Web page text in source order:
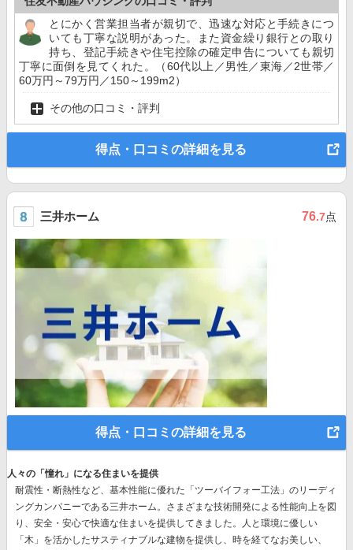
とにかく営業担当者が親切で、迅速な対応と手続きにつ
いても丁寧な説明があった。また資金繰り銀行との取り
持ち、登記手続きや住宅控除の確定申告についても親切
丁寧に面倒を見てくれた。（60代以上／男性／東海／2世帯／
60万円～79万円／150～199m2）
その他の口コミ・評判
得点・口コミの詳細を見る
三井ホーム 76.7点
得点・口コミの詳細を見る
人々の「憧れ」になる住まいを提供
耐震性・断熱性など、基本性能に優れた 「ツーバイフォー工法」のリーディ
ングカンパニーである三井ホーム。さまざまな技術開発による性能向上を図
り、安全・安心で快適な住まいを提供してきました。人と環境に優しい
「木」を活かしたサスティナブルな建物を提供し、時を経てなお美しい、